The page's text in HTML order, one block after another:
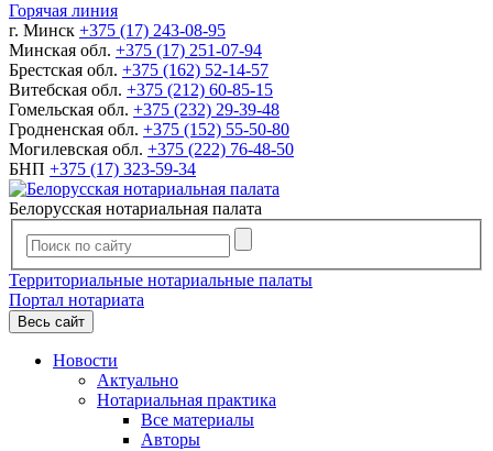
Горячая линия
г. Минск +375 (17) 243-08-95
Минская обл. +375 (17) 251-07-94
Брестская обл. +375 (162) 52-14-57
Витебская обл. +375 (212) 60-85-15
Гомельская обл. +375 (232) 29-39-48
Гродненская обл. +375 (152) 55-50-80
Могилевская обл. +375 (222) 76-48-50
БНП +375 (17) 323-59-34
Белорусская нотариальная палата
Территориальные нотариальные палаты
Портал нотариата
Весь сайт
Новости
Актуально
Нотариальная практика
Все материалы
Авторы